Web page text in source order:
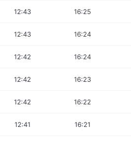
12:43 16:25
12:43 16:24
12:42 16:24
12:42 16:23
12:42 16:22
12:41 16:21